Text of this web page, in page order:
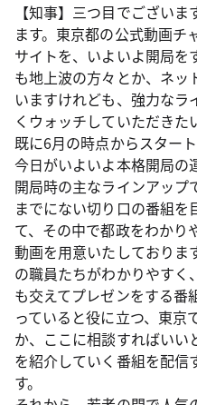
【知事】三つ目でござい
ます。東京都の公式動画チ
サイトを、いよいよ開局を
も地上波の方々とか、ネッ
いますけれども、強力なラ
くウォッチしていただきた
既に6月の時点からスター
今日がいよいよ本格開局の
開局時の主なラインアッ
までにない切り口の番組
て、その中で都政をわかり
動画を用意いたしておりま
の職員たちがわかりやすく
も交えてプレゼンをする番
っていると役に立つ、東京
か、ここに相談すればいい
を紹介していく番組を配信
す。